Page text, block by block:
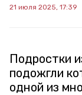
21 июля 2025, 17:39
Подростки
подожгли
одной из